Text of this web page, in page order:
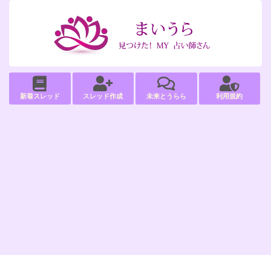
新着スレッド スレッド作成 未来とうらら 利用規約